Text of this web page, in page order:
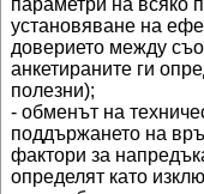
параметри на всяко
установяване на
доверието между
анкетираните ги
полезни);
- обменът на
поддържането на
фактори за
определят като